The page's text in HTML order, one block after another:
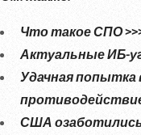
Что такое СПО
Актуальные ИБ-
Удачная попытка
США